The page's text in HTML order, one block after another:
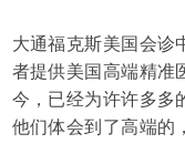
大通福克斯美国会诊
者提供美国高端精准
今，已经为许许多多
他们体会到了高端的